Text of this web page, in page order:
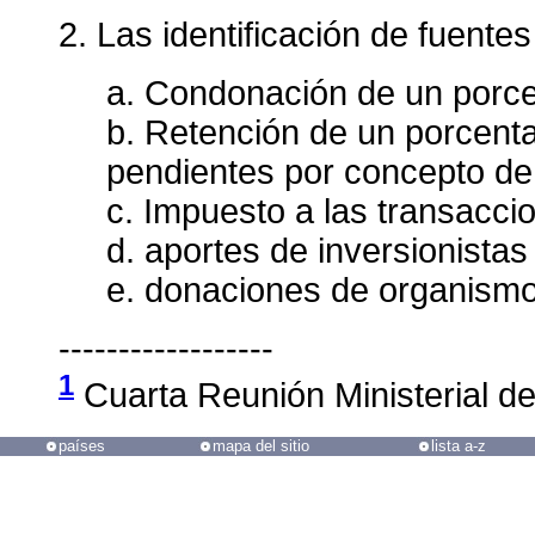
2. Las identificación de
a. Condonación de un
b. Retención de un
pendientes por concepto
c. Impuesto a las
d. aportes de
e. donaciones de
------------------
1 Cuarta Reunión Ministerial
países mapa del sitio lista a-z